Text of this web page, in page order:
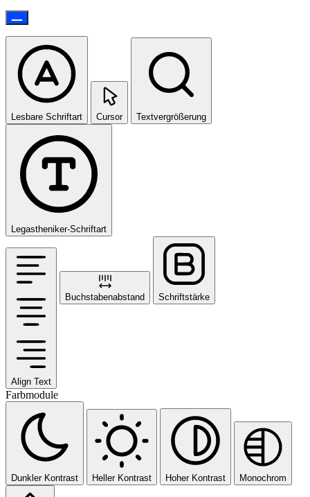
Lesbare Schriftart Cursor Textvergrößerung
Legastheniker-Schriftart
Align Text
Buchstabenabstand Schriftstärke
Farbmodule
Dunkler Kontrast Heller Kontrast Hoher Kontrast Monochrom